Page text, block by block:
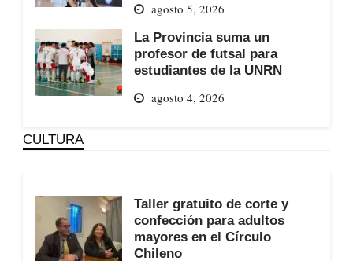
agosto 5, 2026
La Provincia suma un
profesor de futsal para
estudiantes de la UNRN
agosto 4, 2026
CULTURA
Taller gratuito de corte y
confección para adultos
mayores en el Círculo
Chileno